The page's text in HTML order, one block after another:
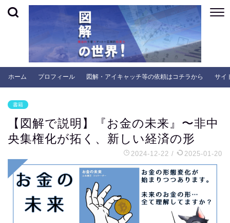
ホーム プロフィール 図解・アイキャッチ等の依頼はコチラから サイ
書籍
【図解で説明】『お金の未来』〜非中
央集権化が拓く、新しい経済の形
2024-12-22 / 2025-01-20